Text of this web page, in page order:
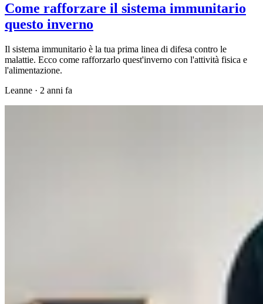
Come rafforzare il sistema immunitario
questo inverno
Il sistema immunitario è la tua prima linea di difesa contro le
malattie. Ecco come rafforzarlo quest'inverno con l'attività fisica e
l'alimentazione.
Leanne · 2 anni fa